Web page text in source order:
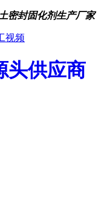
密封固化剂生产厂家
视频